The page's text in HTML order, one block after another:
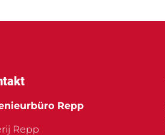
Repp
Repp